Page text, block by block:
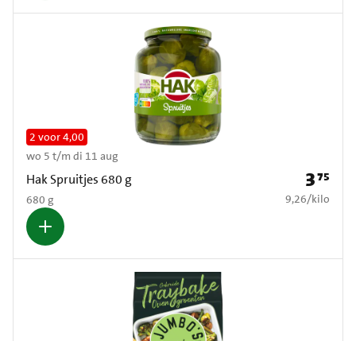
Hak Spruitjes 680 g
680 g
2 voor 4,00
wo 5 t/m di 11 aug
Prijs: €
375
€ 9,26 per kilo
9,26/kilo